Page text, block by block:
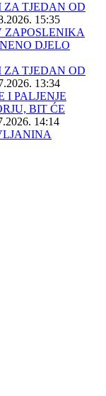
TJEDAN OD
15:35
ZAPOSLENIKA
DJELO
TJEDAN OD
13:34
I PALJENJE
BIT ĆE
14:14